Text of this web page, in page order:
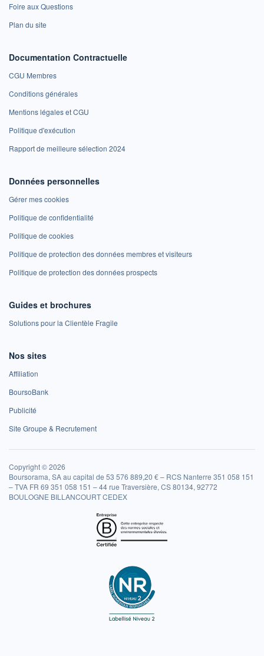
Foire aux Questions
Plan du site
Documentation Contractuelle
CGU Membres
Conditions générales
Mentions légales et CGU
Politique d'exécution
Rapport de meilleure sélection 2024
Données personnelles
Gérer mes cookies
Politique de confidentialité
Politique de cookies
Politique de protection des données membres et visiteurs
Politique de protection des données prospects
Guides et brochures
Solutions pour la Clientèle Fragile
Nos sites
Affiliation
BoursoBank
Publicité
Site Groupe & Recrutement
Copyright © 2026
Boursorama, SA au capital de 53 576 889,20 € – RCS Nanterre 351 058 151
– TVA FR 69 351 058 151 – 44 rue Traversière, CS 80134, 92772
BOULOGNE BILLANCOURT CEDEX